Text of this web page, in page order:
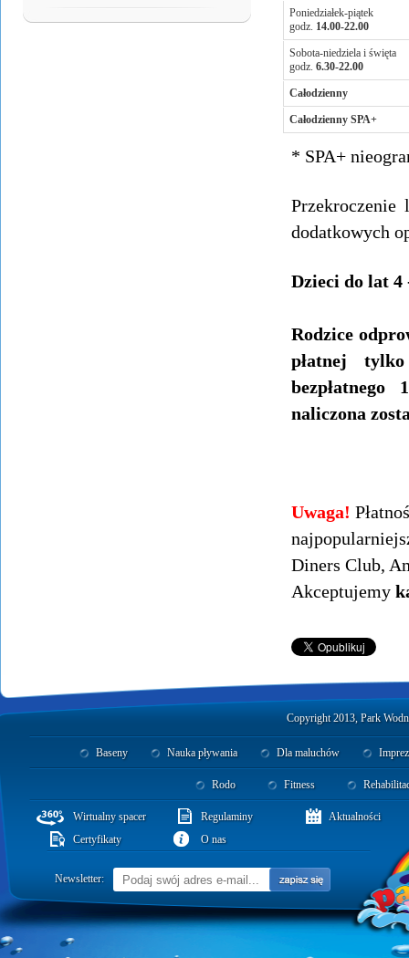
Poniedziałek-piątek
godz. 14.00-22.00
Sobota-niedziela i święta
godz. 6.30-22.00
Całodzienny
Całodzienny SPA+
* SPA+
Przekroczenie
dodatkowych
Dzieci do lat 4
Rodzice
płatnej
naliczona
Uwaga!
Diners Club,
Akceptujemy
Copyright 2013, Park
Baseny Nauka pływania Dla maluchów
Rodo Fitness
Wirtualny spacer Regulaminy
Aktualności
Certyfikaty
O nas
Newsletter: